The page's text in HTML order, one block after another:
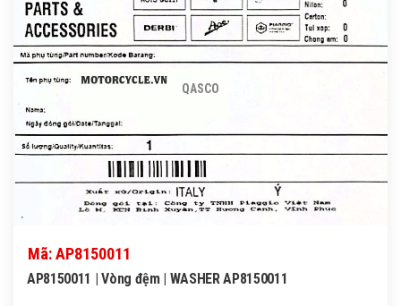
QASCO
Mã: AP8150011
AP8150011 | Vòng đệm | WASHER AP8150011